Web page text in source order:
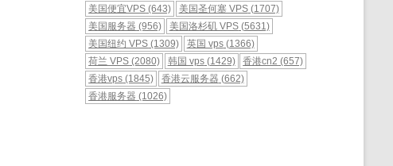
美国便宜VPS (643) 美国圣何塞 VPS(1707)
美国服务器 (956) 美国洛杉矶 VPS(5631)
美国纽约 VPS (1309) 英国 vps(1366)
荷兰 VPS (2080) 韩国 vps(1429) 香港cn2 (657)
香港vps (1845) 香港云服务器 (662)
香港服务器 (1026)